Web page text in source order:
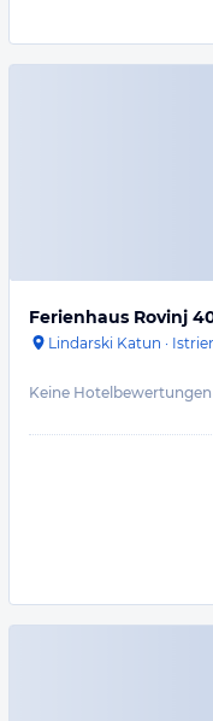
Ferienhaus Rovinj
Lindarski Katun ·
Keine Hotelbewertungen